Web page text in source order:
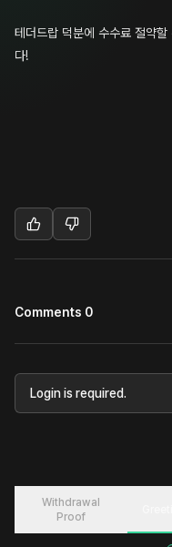
테더드랍 덕분에 수수료 절약
다!
Comments 0
Login is required.
Withdrawal
Proof